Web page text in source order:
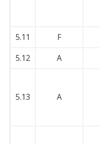
5.11
F
5.12
A
5.13 A